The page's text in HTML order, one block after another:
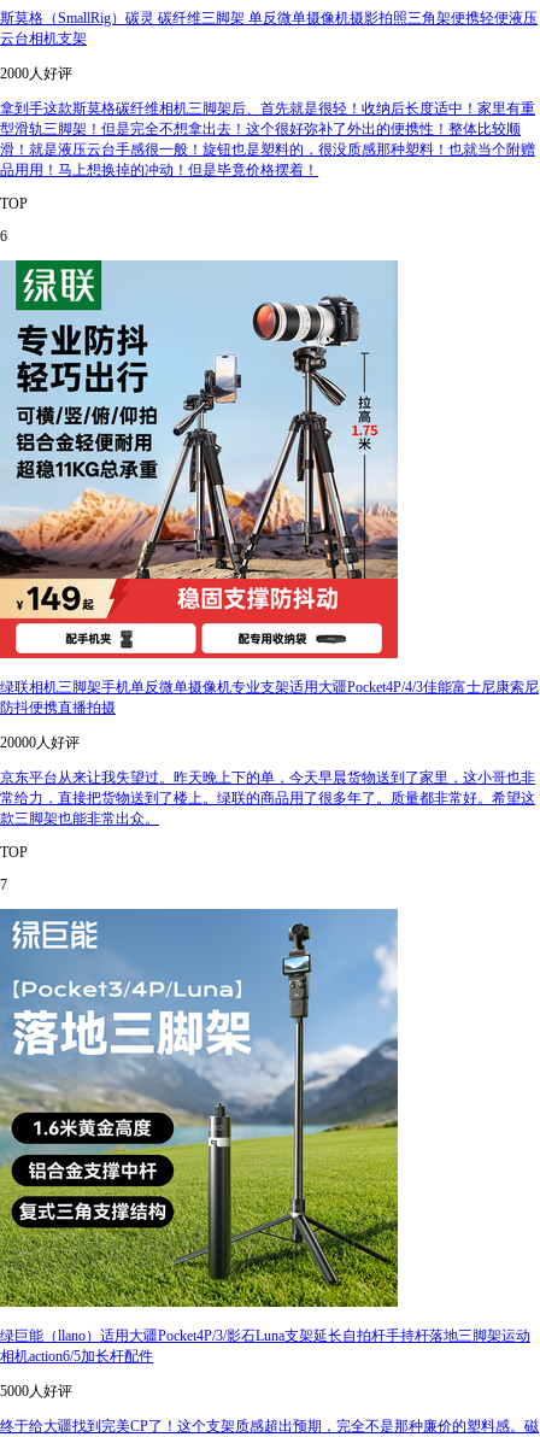
斯莫格（SmallRig）碳灵 碳纤维三脚架 单反微单摄像机摄影拍照三角架便携轻便液压
云台相机支架
2000人好评
拿到手这款斯莫格碳纤维相机三脚架后、首先就是很轻！收纳后长度适中！家里有重
型滑轨三脚架！但是完全不想拿出去！这个很好弥补了外出的便携性！整体比较顺
滑！就是液压云台手感很一般！旋钮也是塑料的，很没质感那种塑料！也就当个附赠
品用用！马上想换掉的冲动！但是毕竟价格摆着！
TOP
6
绿联相机三脚架手机单反微单摄像机专业支架适用大疆Pocket4P/4/3佳能富士尼康索尼
防抖便携直播拍摄
20000人好评
京东平台从来让我失望过。昨天晚上下的单，今天早晨货物送到了家里，这小哥也非
常给力，直接把货物送到了楼上。绿联的商品用了很多年了。质量都非常好。希望这
款三脚架也能非常出众。
TOP
7
绿巨能（llano）适用大疆Pocket4P/3/影石Luna支架延长自拍杆手持杆落地三脚架运动
相机action6/5加长杆配件
5000人好评
终于给大疆找到完美CP了！这个支架质感超出预期，完全不是那种廉价的塑料感。磁